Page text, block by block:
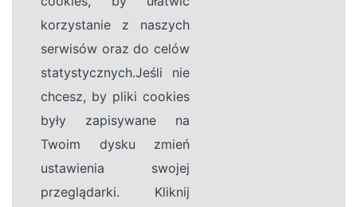
korzystanie z naszych
serwisów oraz do celów
statystycznych.Jeśli nie
chcesz, by pliki cookies
były zapisywane na
Twoim dysku zmień
ustawienia swojej
przeglądarki. Kliknij